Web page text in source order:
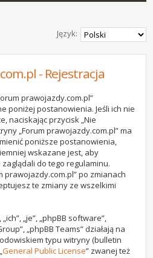
Język:
- Rejestracja
prawojazdy.com.pl”
poniżej postanowienia. Jeśli ich nie
naciskając przycisk „Nie
„Forum prawojazdy.com.pl” ma
poniższe postanowienia,
wskazane jest, aby
do tego regulaminu.
prawojazdy.com.pl” po zmianach
te zmiany ze wszelkimi
„je”, „phpBB software”,
„phpBB Teams” działają na
typu witryny (bulletin
General Public License” zwanej też